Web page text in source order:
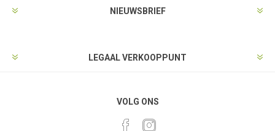
NIEUWSBRIEF
LEGAAL VERKOOPPUNT
VOLG ONS